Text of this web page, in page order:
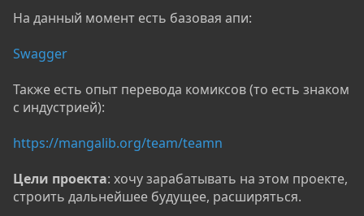
На данный момент есть базовая апи:
Swagger
Также есть опыт перевода комиксов (то есть знаком
с индустрией):
https://mangalib.org/team/teamn
Цели проекта: хочу зарабатывать на этом проекте,
строить дальнейшее будущее, расширяться.